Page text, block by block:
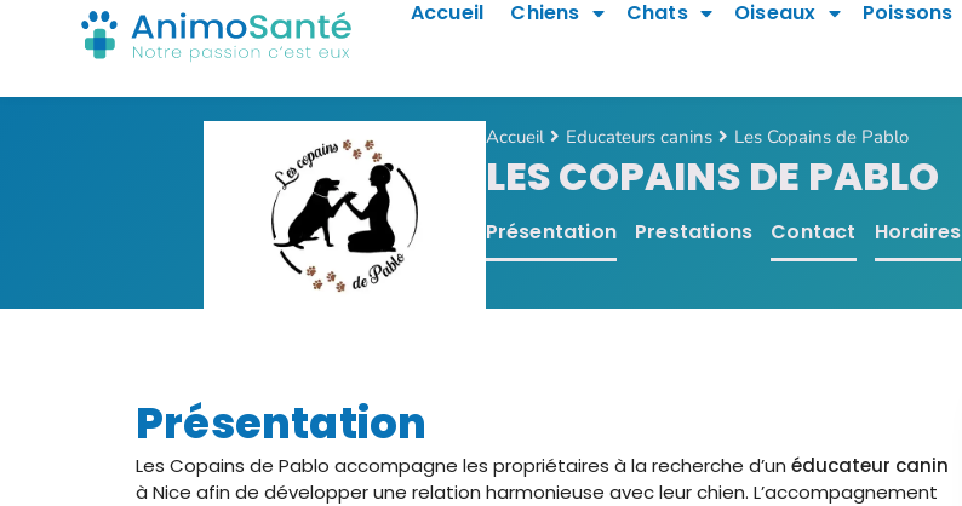
Accueil Chiens Chats Oiseaux Poissons
Accueil Educateurs canins Les Copains de Pablo
LES COPAINS DE PABLO
Présentation Prestations Contact Horaires
Présentation
Les Copains de Pablo accompagne les propriétaires à la recherche d’un éducateur canin
à Nice afin de développer une relation harmonieuse avec leur chien. L’accompagnement